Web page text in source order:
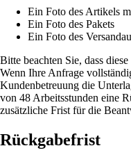
Ein Foto des Artikels
Ein Foto des Pakets
Ein Foto des
Bitte beachten Sie, dass
Wenn Ihre Anfrage
Kundenbetreuung die
von 48 Arbeitsstunden eine
zusätzliche Frist für die
Rückgabefrist